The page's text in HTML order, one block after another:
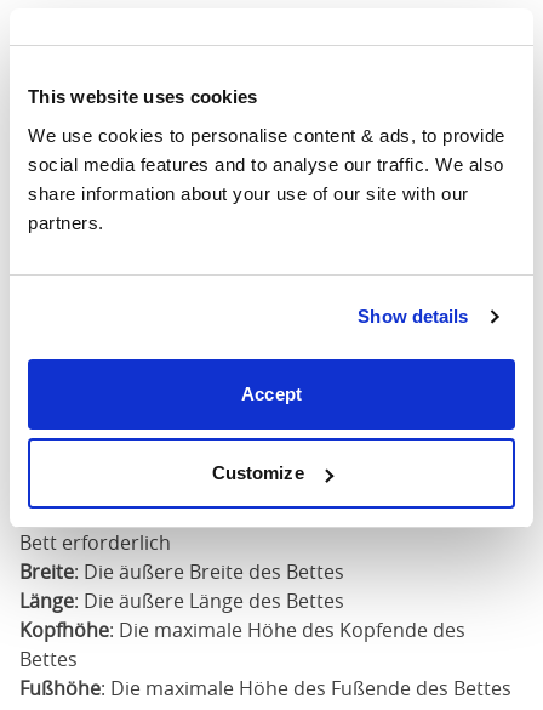
This website uses cookies
We use cookies to personalise content & ads, to provide
social media features and to analyse our traffic. We also
share information about your use of our site with our
partners.
Show details
Accept
Customize
200cm
140cm
X
200cm
59" 86" 52"
160cm
200cm
Matratzengröße: Die Größe der Matratze für dieses
Bett erforderlich
Breite: Die äußere Breite des Bettes
Länge: Die äußere Länge des Bettes
Kopfhöhe: Die maximale Höhe des Kopfende des
Bettes
Fußhöhe: Die maximale Höhe des Fußende des Bettes